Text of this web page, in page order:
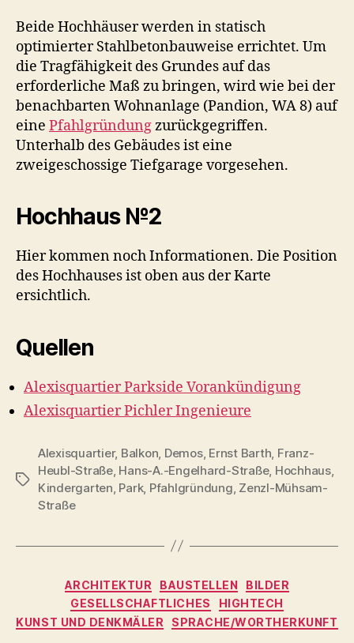
Beide Hochhäuser werden in statisch
optimierter Stahlbetonbauweise errichtet. Um
die Tragfähigkeit des Grundes auf das
erforderliche Maß zu bringen, wird wie bei der
benachbarten Wohnanlage (Pandion, WA 8) auf
eine Pfahlgründungzurückgegriffen.
Unterhalb des Gebäudes ist eine
zweigeschossige Tiefgarage vorgesehen.
Hochhaus №2
Hier kommen noch Informationen. Die Position
des Hochhauses ist oben aus der Karte
ersichtlich.
Quellen
Alexisquartier Parkside Vorankündigung
Alexisquartier Pichler Ingenieure
Schlagwörter
Alexisquartier, Balkon Demos, Ernst Barth Franz-
Heubl-Straße, Hans-A.-Engelhard-Straße, Hochhaus,
Kindergarten Park, Pfahlgründung Zenzl-Mühsam-
Straße
Kategorien
ARCHITEKTUR BAUSTELLEN
BILDER
GESELLSCHAFTLICHES
HIGHTECH
KUNST UND DENKMÄLER
SPRACHE/WORTHERKUNFT